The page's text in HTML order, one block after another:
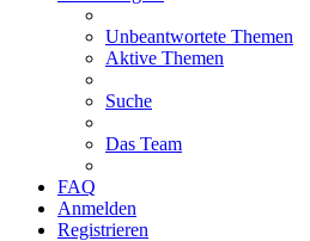
Unbeantwortete Themen
Aktive Themen
Suche
Das Team
FAQ
Anmelden
Registrieren